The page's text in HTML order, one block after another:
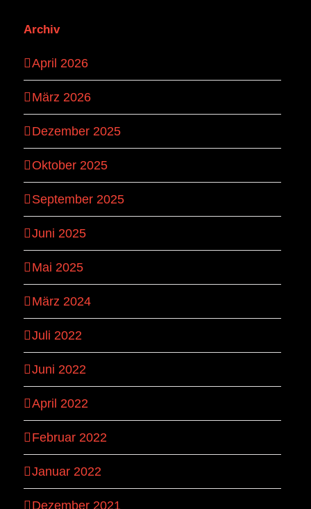
Archiv
April 2026
März 2026
Dezember 2025
Oktober 2025
September 2025
Juni 2025
Mai 2025
März 2024
Juli 2022
Juni 2022
April 2022
Februar 2022
Januar 2022
Dezember 2021